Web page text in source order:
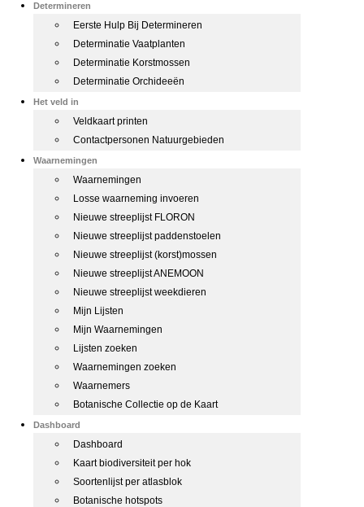
Determineren
Eerste Hulp Bij Determineren
Determinatie Vaatplanten
Determinatie Korstmossen
Determinatie Orchideeën
Het veld in
Veldkaart printen
Contactpersonen Natuurgebieden
Waarnemingen
Waarnemingen
Losse waarneming invoeren
Nieuwe streeplijst FLORON
Nieuwe streeplijst paddenstoelen
Nieuwe streeplijst (korst)mossen
Nieuwe streeplijst ANEMOON
Nieuwe streeplijst weekdieren
Mijn Lijsten
Mijn Waarnemingen
Lijsten zoeken
Waarnemingen zoeken
Waarnemers
Botanische Collectie op de Kaart
Dashboard
Dashboard
Kaart biodiversiteit per hok
Soortenlijst per atlasblok
Botanische hotspots